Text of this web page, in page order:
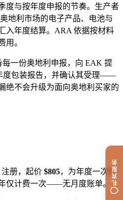
度与按年度申报的节奏。生产者
地利市场的电子产品、电池与
入年度结算。ARA 依据按材料
用。
一份奥地利申报，向 EAK 提
度包装报告，并确认其受理——
绝不会升级为面向奥地利买家的
注册，起价 $805，为年度一次性
仅计费一次——无月度账单。 礼宾服务